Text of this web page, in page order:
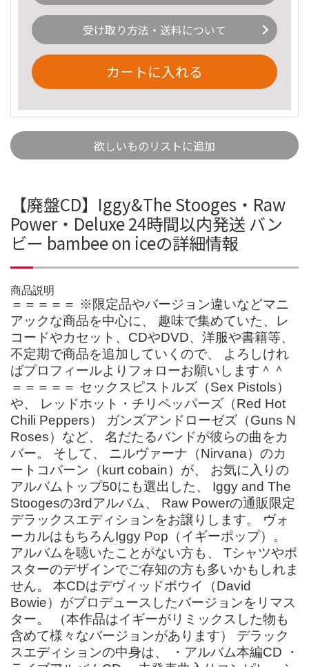
受け取り方法・送料について
カートに入れる
欲しいものリストに追加
【廃盤CD】Iggy&The Stooges・Raw
Power・Deluxe 24時間以内発送 バン
ビー bambee on iceの詳細情報
商品説明
＝＝＝＝＝ ※限定品やバージョン違いなどマニ
アックな商品を中心に、 趣味で集めていた、レ
コードやカセット、CDやDVD、洋服や書籍等、
不定期で商品を追加していくので、 よろしけれ
ばプロフィールよりフォローお願いします＾＾
＝＝＝＝＝ セックスピストルズ（Sex Pistols）
や、 レッドホット・チリペッパーズ（Red Hot
Chili Peppers） ガンズアンドローゼズ（Guns N
Roses）など、 名だたるバンドが彼らの曲をカ
バー。 そして、 ニルヴァーナ（Nirvana）のカ
ートコバーン（kurt cobain）が、 お気に入りの
アルバムトップ50にも選出した、 Iggy and The
Stoogesの3rdアルバム、 Raw Powerの通販限定
デラックスエディションをお譲りします。 ヴォ
ーカルはもちろんIggy Pop（イギーポップ）。
アルバムを聴いたことがない方も、 Tシャツやポ
スターのデザインでご存知の方も多いかもしれま
せん。 本CDはデヴィッドボウイ（David
Bowie）がプロデュースしたバージョンをリマス
ター。 （本作品はイギーがリミックスした物も
含めて様々なバージョンがあります） デラック
スエディションの中身は、 ・アルバム本編CD ・